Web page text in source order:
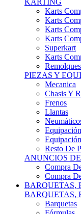
KARTING
Karts
Karts
Karts
Karts
Superkart
Karts
Remolques
PIEZAS Y
Mecanica
Chasis Y
Frenos
Llantas
Resto De
ANUNCIOS
Compra
Compra
BARQUETAS,
BARQUETAS,
Barquetas